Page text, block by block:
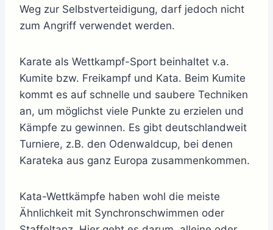
Weg zur Selbstverteidigung, darf jedoch nicht
zum Angriff verwendet werden.
Karate als Wettkampf-Sport beinhaltet v.a.
Kumite bzw. Freikampf und Kata. Beim Kumite
kommt es auf schnelle und saubere Techniken
an, um möglichst viele Punkte zu erzielen und
Kämpfe zu gewinnen. Es gibt deutschlandweit
Turniere, z.B. den Odenwaldcup, bei denen
Karateka aus ganz Europa zusammenkommen.
Kata-Wettkämpfe haben wohl die meiste
Ähnlichkeit mit Synchronschwimmen oder